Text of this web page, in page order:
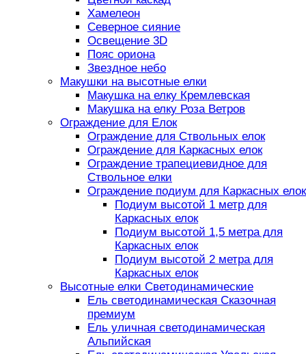
Хамелеон
Северное сияние
Освещение 3D
Пояс ориона
Звездное небо
Макушки на высотные елки
Макушка на елку Кремлевская
Макушка на елку Роза Ветров
Ограждение для Елок
Ограждение для Ствольных елок
Ограждение для Каркасных елок
Ограждение трапециевидное для
Ствольное елки
Ограждение подиум для Каркасных елок
Подиум высотой 1 метр для
Каркасных елок
Подиум высотой 1,5 метра для
Каркасных елок
Подиум высотой 2 метра для
Каркасных елок
Высотные елки Светодинамические
Ель светодинамическая Сказочная
премиум
Ель уличная светодинамическая
Альпийская